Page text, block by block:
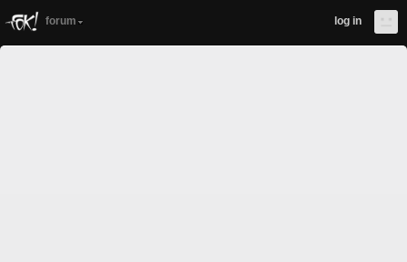
forum log in